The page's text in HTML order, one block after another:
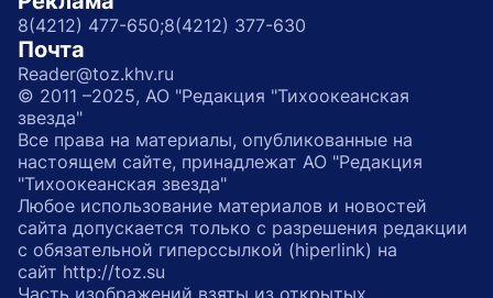
8(4212) 477-650;8(4212) 377-630
Почта
Reader@toz.khv.ru
© 2011 –2025, АО "Редакция "Тихоокеанская
звезда"
Все права на материалы, опубликованные на
настоящем сайте, принадлежат АО "Редакция
"Тихоокеанская звезда"
Любое использование материалов и новостей
сайта допускается только с разрешения редакции
с обязательной гиперссылкой (hiperlink) на
сайт http://toz.su
Часть изображений взяты из открытых